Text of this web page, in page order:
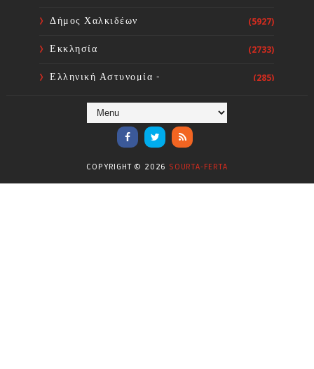
Δήμος Χαλκιδέων (5927)
Εκκλησία (2733)
Ελληνική Αστυνομία -
(285)
Ενόργανη Γυμναστική
COPYRIGHT © 2026 SOURTA-FERTA